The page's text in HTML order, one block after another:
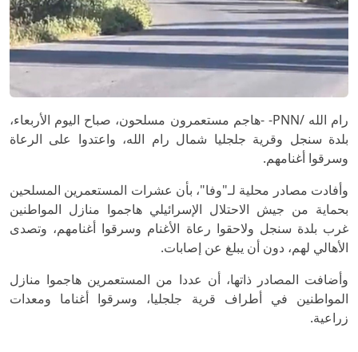
رام الله /PNN- -هاجم مستعمرون مسلحون، صباح اليوم الأربعاء،
بلدة سنجل وقرية جلجليا شمال رام الله، واعتدوا على الرعاة
وسرقوا أغنامهم.
وأفادت مصادر محلية لـ"وفا"، بأن عشرات المستعمرين المسلحين
بحماية من جيش الاحتلال الإسرائيلي هاجموا منازل المواطنين
غرب بلدة سنجل ولاحقوا رعاة الأغنام وسرقوا أغنامهم، وتصدى
الأهالي لهم، دون أن يبلغ عن إصابات.
وأضافت المصادر ذاتها، أن عددا من المستعمرين هاجموا منازل
المواطنين في أطراف قرية جلجليا، وسرقوا أغناما ومعدات
زراعية.